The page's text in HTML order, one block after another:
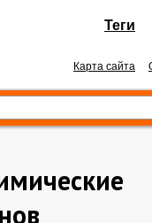
Теги
Карта сайта